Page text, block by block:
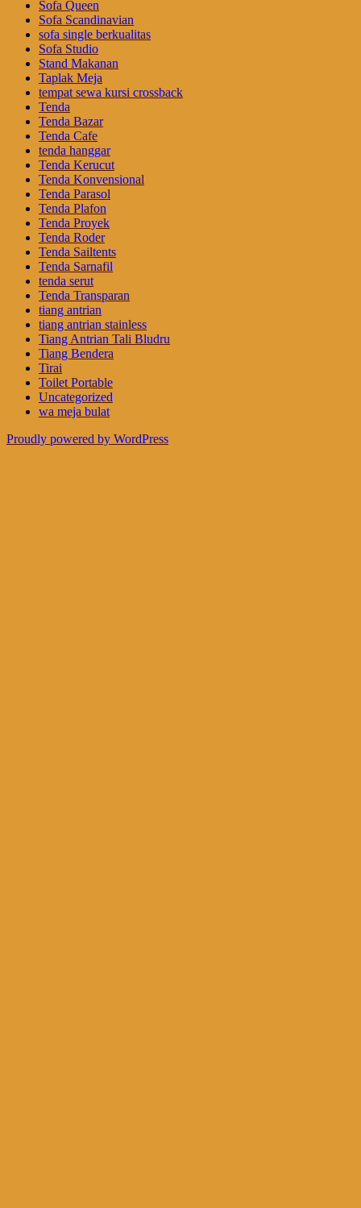
Sofa Queen
Sofa Scandinavian
sofa single berkualitas
Sofa Studio
Stand Makanan
Taplak Meja
tempat sewa kursi crossback
Tenda
Tenda Bazar
Tenda Cafe
tenda hanggar
Tenda Kerucut
Tenda Konvensional
Tenda Parasol
Tenda Plafon
Tenda Proyek
Tenda Roder
Tenda Sailtents
Tenda Sarnafil
tenda serut
Tenda Transparan
tiang antrian
tiang antrian stainless
Tiang Antrian Tali Bludru
Tiang Bendera
Tirai
Toilet Portable
Uncategorized
wa meja bulat
Proudly powered by WordPress